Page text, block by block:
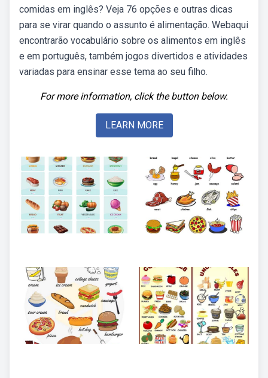
comidas em inglês? Veja 76 opções e outras dicas
para se virar quando o assunto é alimentação. Webaqui
encontrarão vocabulário sobre os alimentos em inglês
e em português, também jogos divertidos e atividades
variadas para ensinar esse tema ao seu filho.
For more information, click the button below.
LEARN MORE